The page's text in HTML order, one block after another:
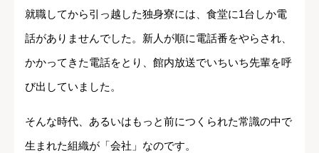
就職してから引っ越した独身寮には、食堂に1台しか電
話がありませんでした。新人が順に電話番をやらされ、
かかってきた電話をとり、館内放送でいちいち先輩を呼
び出していました。
そんな時代、あるいはもっと前につくられた常識の中で
生まれた組織が「会社」なのです。